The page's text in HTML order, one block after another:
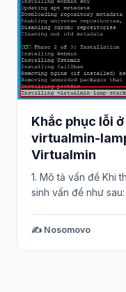
Khắc phục lỗi
virtualmin-
Virtualmin
1. Mô tả vấn đề Khi
sinh vấn đề như
✍️ Nosomovo